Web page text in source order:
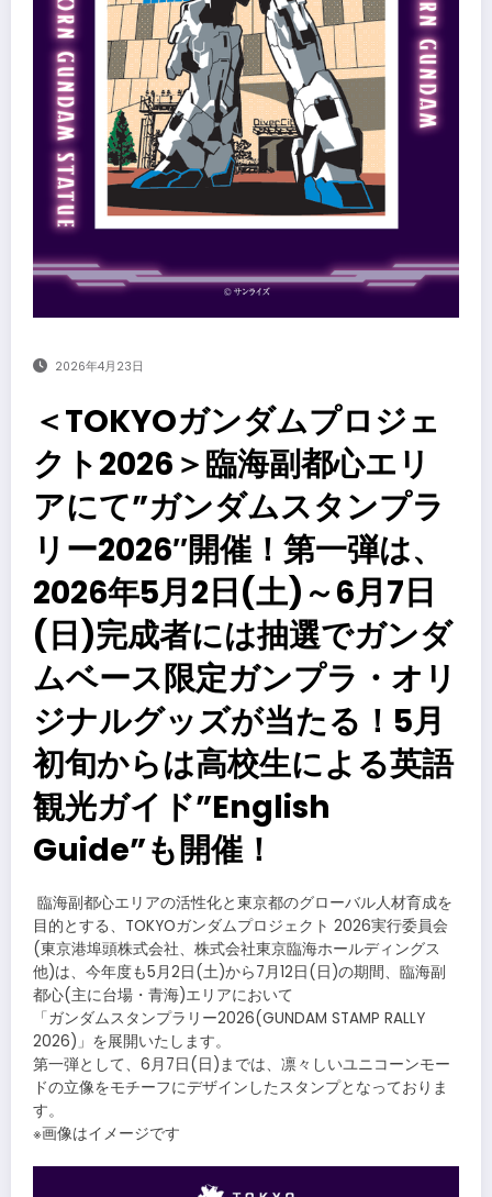
2026年4月23日
＜TOKYOガンダムプロジェ
クト2026＞臨海副都心エリ
アにて”ガンダムスタンプラ
リー2026″開催！第一弾は、
2026年5月2日(土)～6月7日
(日)完成者には抽選でガンダ
ムベース限定ガンプラ・オリ
ジナルグッズが当たる！5月
初旬からは高校生による英語
観光ガイド”English
Guide”も開催！
​臨海副都心エリアの活性化と東京都のグローバル人材育成を
目的とする、TOKYOガンダムプロジェクト 2026実行委員会
(東京港埠頭株式会社、株式会社東京臨海ホールディングス
他)は、今年度も5月2日(土)から7月12日(日)の期間、臨海副
都心(主に台場・青海)エリアにおいて
「ガンダムスタンプラリー2026(GUNDAM STAMP RALLY
2026)」を展開いたします。
第一弾として、6月7日(日)までは、凛々しいユニコーンモー
ドの立像をモチーフにデザインしたスタンプとなっておりま
す。
※画像はイメージです